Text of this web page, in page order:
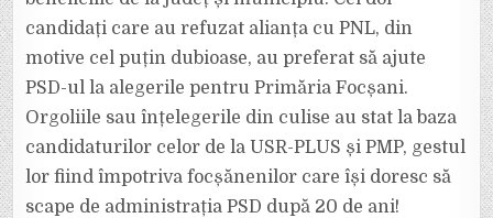
candidați care au refuzat alianța cu PNL, din
motive cel puțin dubioase, au preferat să ajute
PSD-ul la alegerile pentru Primăria Focșani.
Orgoliile sau înțelegerile din culise au stat la baza
candidaturilor celor de la USR-PLUS și PMP, gestul
lor fiind împotriva focșănenilor care își doresc să
scape de administrația PSD după 20 de ani!